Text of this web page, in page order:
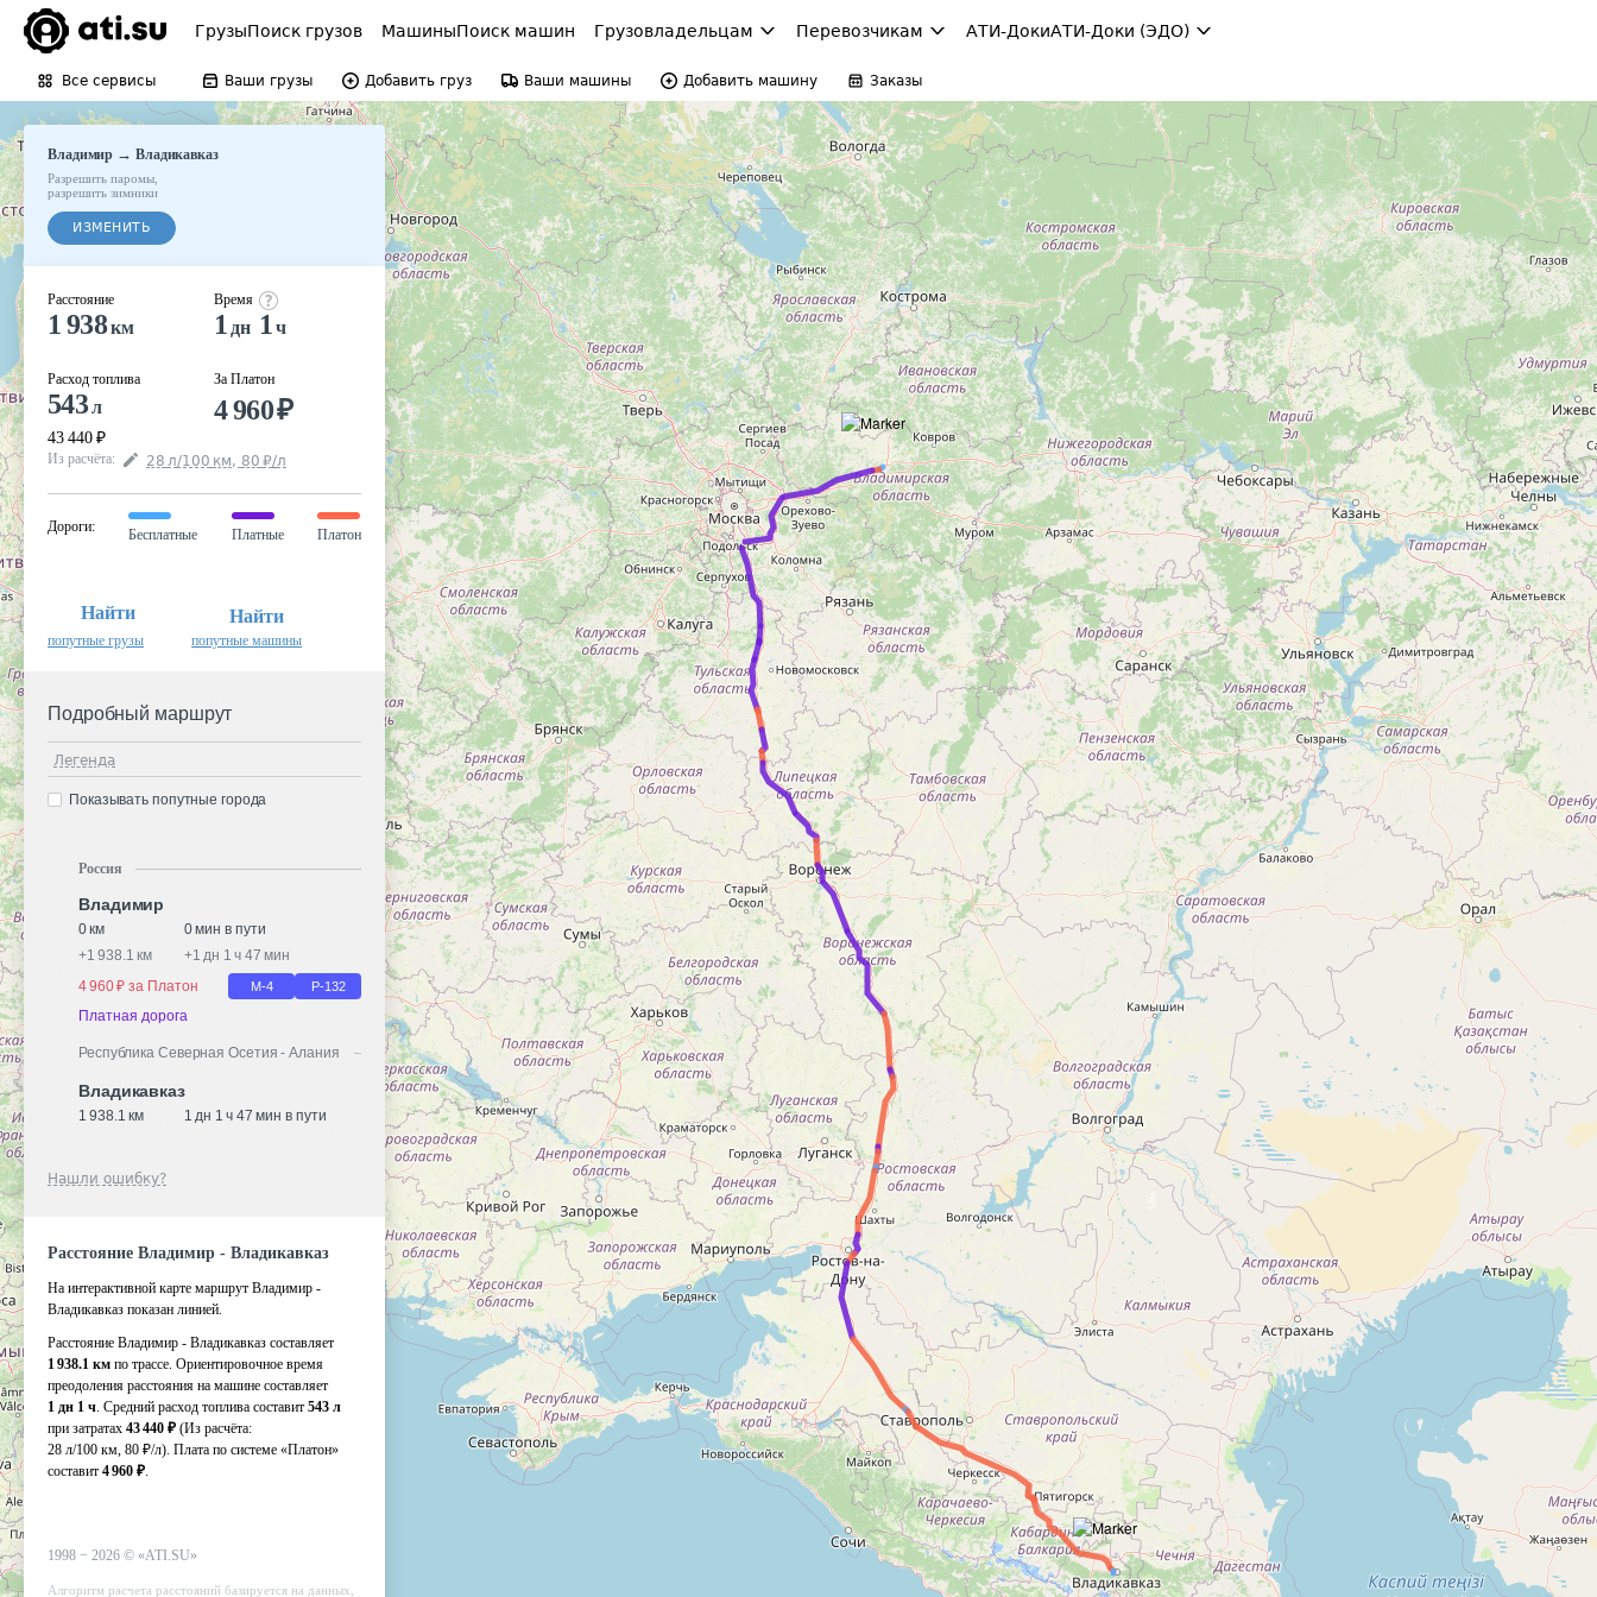
ГрузыПоиск грузов МашиныПоиск машин Грузовладельцам Перевозчикам АТИ-ДокиАТИ-Доки (ЭДО)
Все сервисы Ваши грузы Добавить груз Ваши машины Добавить машину Заказы
Владимир → Владикавказ
Разрешить паромы
разрешить зимники
ИЗМЕНИТЬ
Расстояние
1 938км
Расход топлива
543л
43 440 ₽
Время
1 дн 1 ч
За Платон
4 960₽
Из расчёта: 28 л/100 км, 80 ₽/л
Дороги:
Бесплатные Платные Платон
Найти
попутные грузы
Найти
попутные машины
Подробный маршрут
Легенда
Показывать попутные города
Россия
Владимир
0 км
0 мин в пути
+1 938.1 км +1 дн 1 ч 47 мин
4 960 ₽ за Платон
М-4 Р-132
Платная дорога
Республика Северная Осетия - Алания
Владикавказ
1 938.1 км 1 дн 1 ч 47 мин в пути
Нашли ошибку?
Расстояние Владимир - Владикавказ
На интерактивной карте маршрут Владимир -
Владикавказ показан линией.
Расстояние Владимир - Владикавказ составляет
1 938.1 км по трассе. Ориентировочное время
преодоления расстояния на машине составляет
1 дн 1 ч. Средний расход топлива составит 543 л
при затратах 43 440 ₽ (Из расчёта:
28 л/100 км, 80 ₽/л). Плата по системе «Платон»
составит 4 960 ₽.
1998 − 2026 © «ATI.SU»
Алгоритм расчета расстояний базируется на данных,